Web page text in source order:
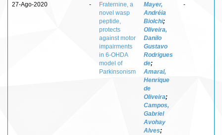
27-Ago-2020 -
Fraternine, a
novel wasp
peptide,
protects
against motor
impairments
in 6-OHDA
model of
Parkinsonism
Mayer,
Andréia
Biolchi;
Oliveira,
Danilo
Gustavo
Rodrigues
de;
Amaral,
Henrique
de
Oliveira;
Campos,
Gabriel
Avohay
Alves;
-